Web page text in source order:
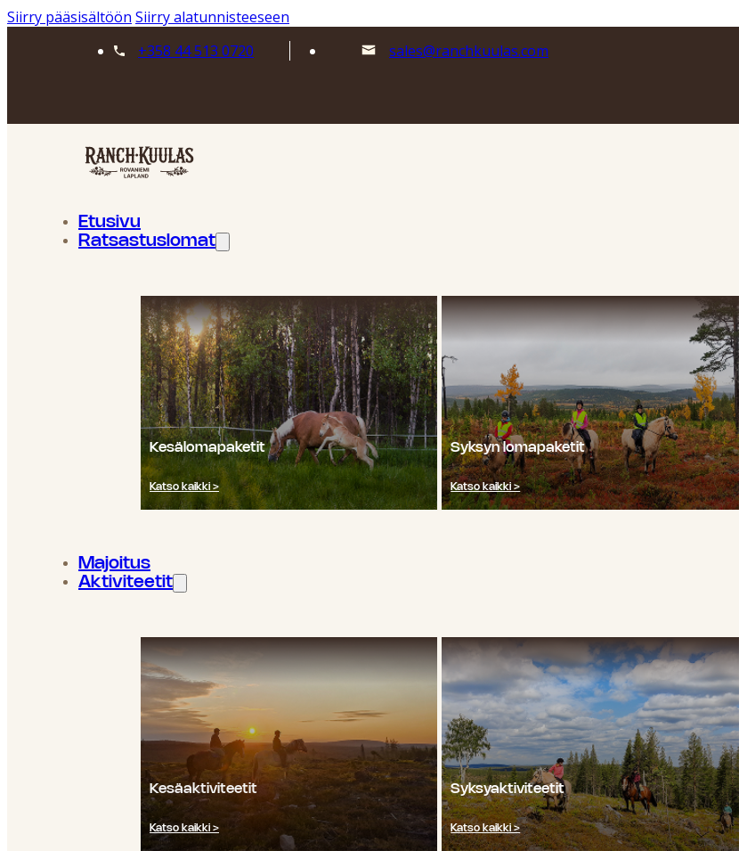
Siirry pääsisältöön Siirry alatunnisteeseen
+358 44 513 0720
sales@ranchkuulas.com
Etusivu
Ratsastuslomat
Kesälomapaketit
Katso kaikki >
Syksyn lomapaketit
Katso kaikki >
Majoitus
Aktiviteetit
Kesäaktiviteetit
Katso kaikki >
Syksyaktiviteetit
Katso kaikki >